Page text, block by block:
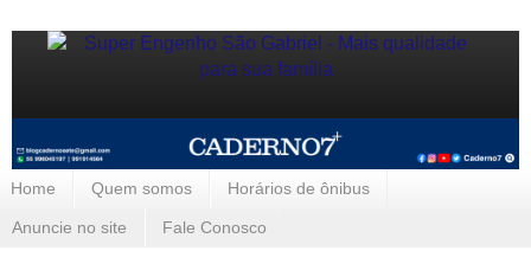
Home Quem somos Horários de ônibus
Anuncie no site Fale Conosco